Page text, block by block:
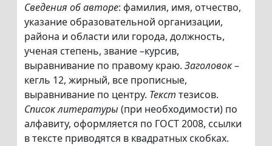
Сведения об авторе: фамилия, имя, отчество,
указание образовательной организации,
района и области или города, должность,
ученая степень, звание –курсив,
выравнивание по правому краю. Заголовок–
кегль 12, жирный, все прописные,
выравнивание по центру. Текст тезисов.
Список литературы (при необходимости) по
алфавиту, оформляется по ГОСТ 2008, ссылки
в тексте приводятся в квадратных скобках.